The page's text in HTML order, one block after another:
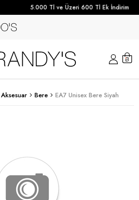
5.000 Tl ve Üzeri 600 Tl Ek İndirim
Aksesuar Bere EA7 Unisex Bere Siyah